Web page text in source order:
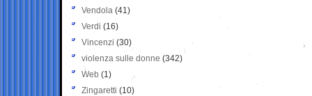
Vendola (41)
Verdi (16)
Vincenzi (30)
violenza sulle donne (342)
Web (1)
Zingaretti (10)